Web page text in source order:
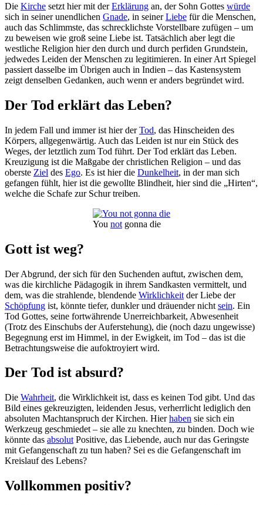
Die Kirche setzt hier mit derErklärung an, der Sohn Gottes würde
sich in seiner unendlichen Gnade, in seinerLiebe für die Menschen,
auch das Schlimmste, das schrecklichste Vorstellbare zufügen – um
zu beweisen wie groß seine Liebe ist. Tatsächlich aber legt die
westliche Religion hier den durch und durch perfiden Grundstein,
jedwedes Leiden der Menschen zu legitimieren. In einer Art Spiegel
passiert dasselbe im Übrigen auch in Indien – das Kastensystem
zeigt denselben Gedanken, auch wenn er anders begründet wird.
Der Tod erklärt das Leben?
In jedem Fall und immer ist hier derTod, das Hinscheiden des
Körpers, allgegenwärtig. Auch das Leiden ist nur ein Stück des
Weges, der letztlich zum Tod führt. Der Tod erklärt das Leben.
Kreuzigung ist die Maßgabe der christlichen Religion – und das
oberste Ziel des Ego. Es ist hier die Dunkelheit, in der man sich
gefangen fühlt, hier ist die gewollte Blindheit, hier sind die „Hirten“,
welche die Schafe zur Schur treiben.
You not gonna die
Gott ist weg?
Der Abgrund, der sich für den Suchenden auftut, zwischen dem,
was die kirchliche Pädagogik in ihrem Sandkasten vermittelt, und
dem, was die strahlende, blendende Wirklichkeit der Liebe der
Schöpfung ist, könnte tiefer, dunkler und dräuender nicht sein. Ein
Tod Gottes, seine fortwährende Unerreichbarkeit, Abwesenheit
(Trotz des Einschubs der Auferstehung), die (noch dazu ungewisse)
Begegnung erst im Himmel, in der Ewigkeit, im Tod – das ist die
Betrachtungsweise die aufoktroyiert wird.
Der Tod ist absurd?
Die Wahrheit, die Wirklichkeit ist, dass es keinen Tod gibt. Und das
Bild eines gekreuzigten, leidenden Jesus, verherrlicht lediglich den
absoluten Machtanspruch der Kirchen. Hierhaben sie sich ein
Werkzeug geschmiedet – sie alle zu knechten, zu binden. Doch wie
könnte das absolut Positive, das Liebende, auch nur das Geringste
mit Gefangenschaft zu tun haben? Sei es die Gefangenschaft im
Kreislauf des Lebens?
Vollkommen positiv?